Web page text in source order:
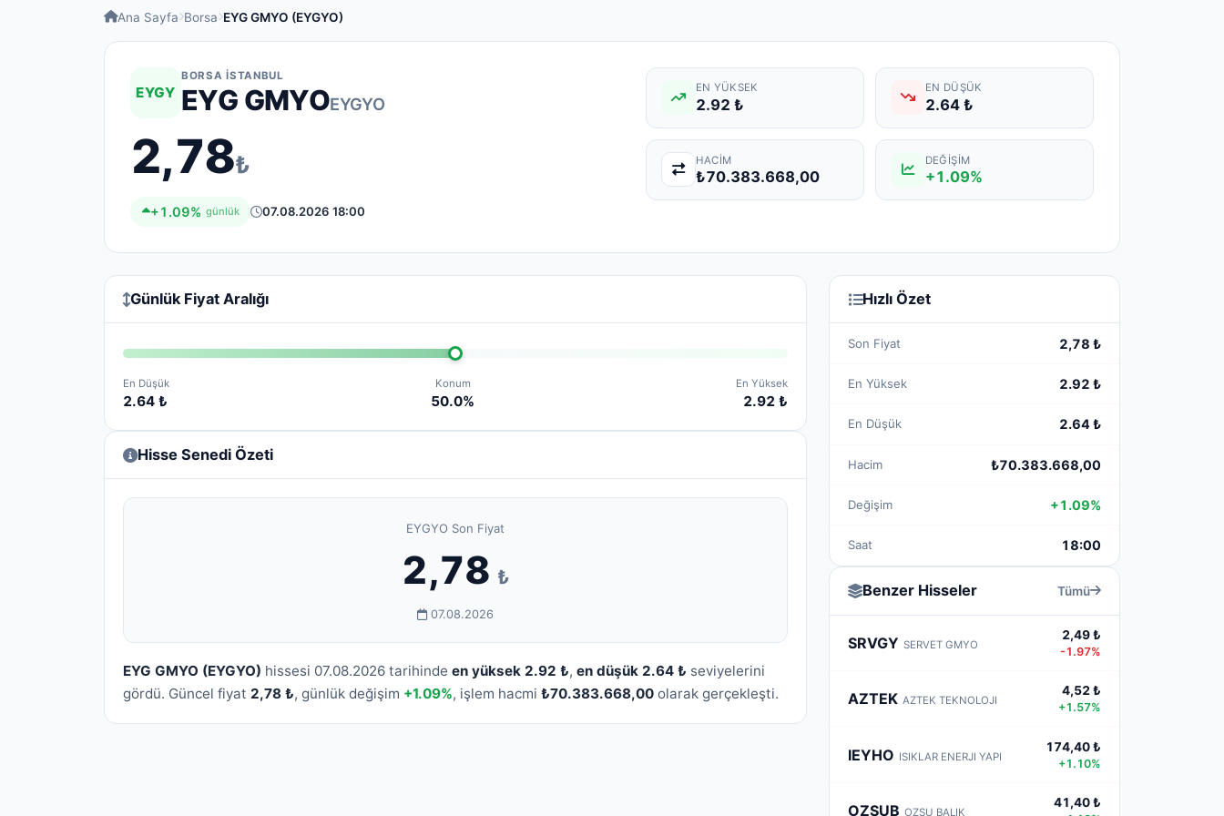
Ana Sayfa Borsa EYG GMYO (EYGYO)
EYGY
BORSA İSTANBUL
EYG GMYOEYGYO
2,78₺
+1.09% günlük 07.08.2026 18:00
EN YÜKSEK
2.92 ₺
EN DÜŞÜK
2.64 ₺
HACIM
₺70.383.668,00
DEĞIŞIM
+1.09%
Günlük Fiyat Aralığı
En Düşük
2.64 ₺
Konum
50.0%
En Yüksek
2.92 ₺
Hisse Senedi Özeti
EYGYO Son Fiyat
2,78 ₺
07.08.2026
EYG GMYO (EYGYO) hissesi 07.08.2026 tarihinde en yüksek 2.92 ₺, en düşük 2.64 ₺ seviyelerini
gördü. Güncel fiyat 2,78 ₺, günlük değişim +1.09%, işlem hacmi ₺70.383.668,00 olarak gerçekleşti.
Hızlı Özet
Son Fiyat 2,78 ₺
En Yüksek 2.92 ₺
En Düşük 2.64 ₺
Hacim ₺70.383.668,00
Değişim +1.09%
Saat 18:00
Benzer Hisseler Tümü
SRVGY SERVET GMYO
2,49 ₺
-1.97%
AZTEK AZTEK TEKNOLOJI
4,52 ₺
+1.57%
IEYHO ISIKLAR ENERJI YAPI
174,40 ₺
+1.10%
OZSUB OZSU BALIK
41,40 ₺